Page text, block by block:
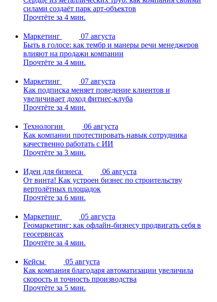
силами создаёт парк арт-объектов
Прочтёте за 4 мин.
Маркетинг
07 августа
Быть в голосе: как тембр и манеры речи менеджеров
влияют на продажи компании
Прочтёте за 4 мин.
Маркетинг
07 августа
Как подписка меняет поведение клиентов и
увеличивает доход фитнес-клуба
Прочтёте за 4 мин.
Технологии
06 августа
Как компании протестировать навык сотрудника
качественно работать с ИИ
Прочтёте за 3 мин.
Идеи для бизнеса
06 августа
От винта! Как устроен бизнес по строительству
вертолётных площадок
Прочтёте за 6 мин.
Маркетинг
05 августа
Геомаркетинг: как офлайн-бизнесу продвигать себя в
геосервисах
Прочтёте за 4 мин.
Кейсы
05 августа
Как компания благодаря автоматизации увеличила
скорость и точность производства
Прочтёте за 5 мин.